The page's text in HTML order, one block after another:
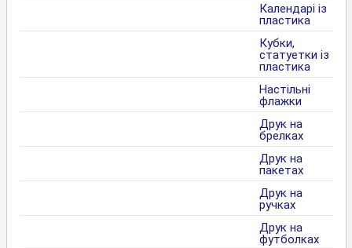
Календарі із
пластика
Кубки,
статуетки із
пластика
Настільні
флажки
Друк на
брелках
Друк на
пакетах
Друк на
ручках
Друк на
футболках